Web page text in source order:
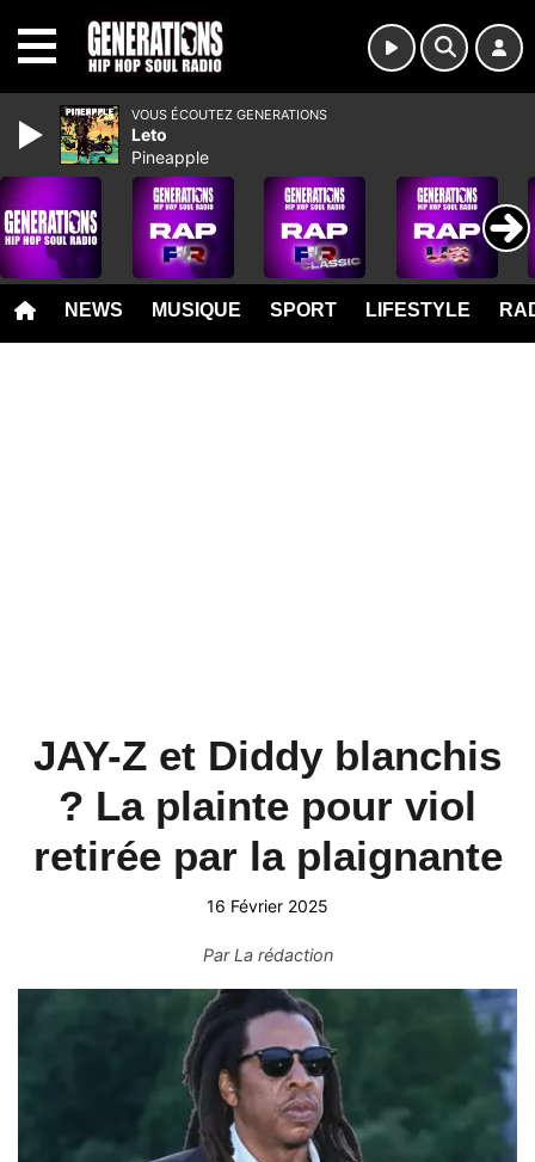
NEWS MUSIQUE SPORT LIFESTYLE
JAY-Z et Diddy blanchis
? La plainte pour viol
retirée par la plaignante
16 Février 2025
ParLa rédaction
VOUS ÉCOUTEZ GENERATIONS
Leto
Pineapple